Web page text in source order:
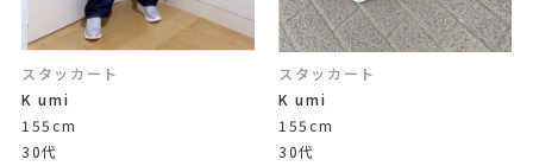
スタッカート
K umi
155cm
30代
スタッカート
K umi
155cm
30代